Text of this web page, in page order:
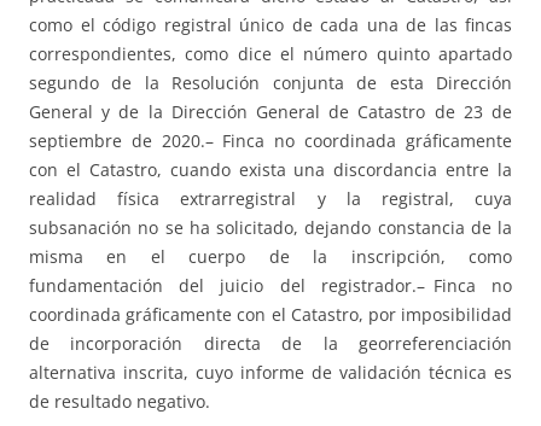
como el código registral único de cada una de las fincas
correspondientes, como dice el número quinto apartado
segundo de la Resolución conjunta de esta Dirección
General y de la Dirección General de Catastro de 23 de
septiembre de 2020.– Finca no coordinada gráficamente
con el Catastro, cuando exista una discordancia entre la
realidad física extrarregistral y la registral, cuya
subsanación no se ha solicitado, dejando constancia de la
misma en el cuerpo de la inscripción, como
fundamentación del juicio del registrador.– Finca no
coordinada gráficamente con el Catastro, por imposibilidad
de incorporación directa de la georreferenciación
alternativa inscrita, cuyo informe de validación técnica es
de resultado negativo.